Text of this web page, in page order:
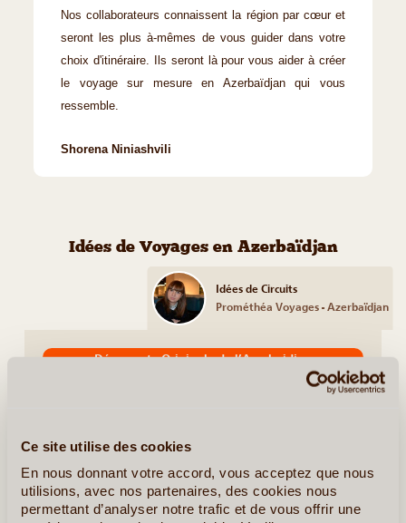
Ce site utilise des cookies
En nous donnant votre accord, vous acceptez que nous
utilisions, avec nos partenaires, des cookies nous
permettant d’analyser notre trafic et de vous offrir une
Nos collaborateurs connaissent la région par cœur et
seront les plus à-mêmes de vous guider dans votre
choix d'itinéraire. Ils seront là pour vous aider à créer
le voyage sur mesure en Azerbaïdjan qui vous
ressemble.
Shorena Niniashvili
Idées de Voyages en Azerbaïdjan
Idées de Circuits
Prométhéa Voyages - Azerbaïdjan
Découverte Originale de l’Azerbaidjan